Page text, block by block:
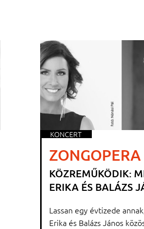
KONCERT
ZONGOPERA
KÖZREMŰKÖDIK:
ERIKA ÉS BALÁZS
Lassan egy évtizede
Erika és Balázs János